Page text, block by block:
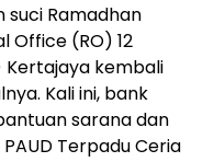
suci Ramadhan
Office (RO) 12
Kertajaya kembali
Kali ini, bank
sarana dan
Terpadu Ceria